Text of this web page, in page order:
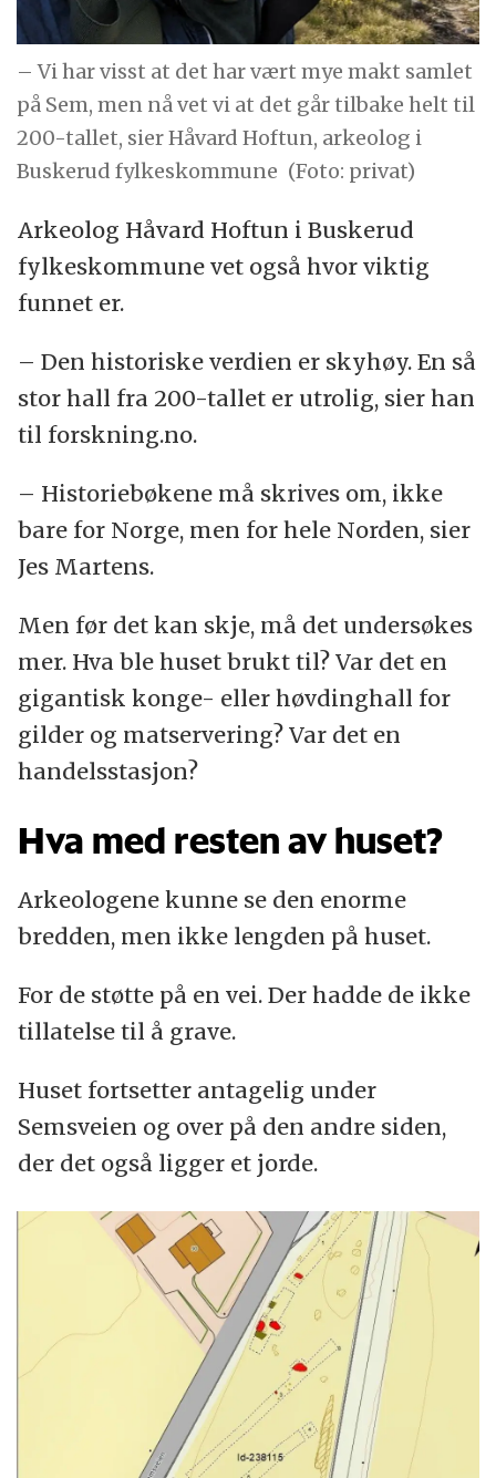
– Vi har visst at det har vært mye makt samlet
på Sem, men nå vet vi at det går tilbake helt til
200-tallet, sier Håvard Hoftun, arkeolog i
Buskerud fylkeskommune (Foto: privat)
Arkeolog Håvard Hoftun i Buskerud
fylkeskommune vet også hvor viktig
funnet er.
– Den historiske verdien er skyhøy. En så
stor hall fra 200-tallet er utrolig, sier han
til forskning.no.
– Historiebøkene må skrives om, ikke
bare for Norge, men for hele Norden, sier
Jes Martens.
Men før det kan skje, må det undersøkes
mer. Hva ble huset brukt til? Var det en
gigantisk konge- eller høvdinghall for
gilder og matservering? Var det en
handelsstasjon?
Hva med resten av huset?
Arkeologene kunne se den enorme
bredden, men ikke lengden på huset.
For de støtte på en vei. Der hadde de ikke
tillatelse til å grave.
Huset fortsetter antagelig under
Semsveien og over på den andre siden,
der det også ligger et jorde.